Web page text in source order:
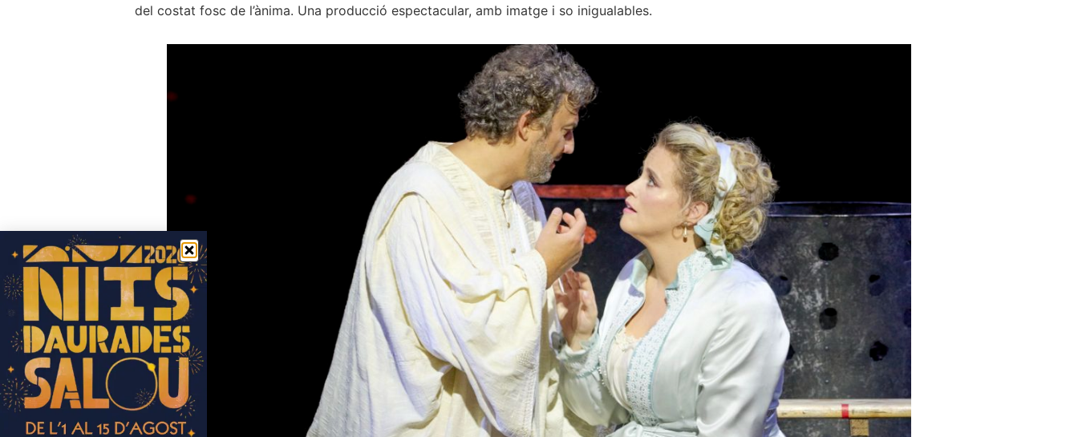
del costat fosc de l’ànima. Una producció espectacular, amb imatge i so inigualables.